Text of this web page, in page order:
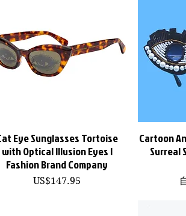
快速瀏覽
Eye Sunglasses Tortoise
with Optical Illusion Eyes |
Fashion Brand Company
價格
US$147.95
Cartoon
Surreal